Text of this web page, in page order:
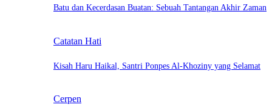
Batu dan Kecerdasan Buatan: Sebuah Tantangan Akhir Zaman
Catatan Hati
Kisah Haru Haikal, Santri Ponpes Al-Khoziny yang Selamat
Cerpen